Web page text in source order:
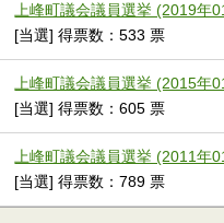
上峰町議会議員選挙 (2019年
[当選] 得票数：533 票
上峰町議会議員選挙 (2015年
[当選] 得票数：605 票
上峰町議会議員選挙 (2011年
[当選] 得票数：789 票